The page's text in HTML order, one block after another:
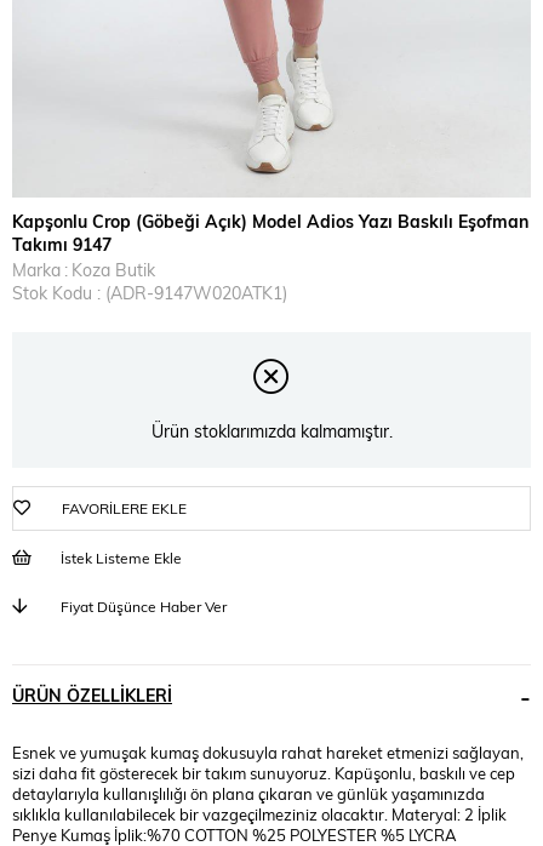
Kapşonlu Crop (Göbeği Açık) Model Adios Yazı Baskılı Eşofman
Takımı 9147
Marka : Koza Butik
Stok Kodu
(ADR-9147W020ATK1)
Ürün stoklarımızda kalmamıştır.
FAVORILERE EKLE
İstek Listeme Ekle
Fiyat Düşünce Haber Ver
ÜRÜN ÖZELLIKLERI
Esnek ve yumuşak kumaş dokusuyla rahat hareket etmenizi sağlayan,
sizi daha fit gösterecek bir takım sunuyoruz. Kapüşonlu, baskılı ve cep
detaylarıyla kullanışlılığı ön plana çıkaran ve günlük yaşamınızda
sıklıkla kullanılabilecek bir vazgeçilmeziniz olacaktır. Materyal: 2 İplik
Penye Kumaş İplik:%70 COTTON %25 POLYESTER %5 LYCRA